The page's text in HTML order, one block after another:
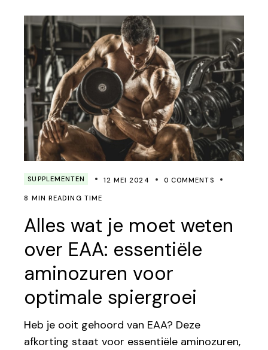
SUPPLEMENTEN 12 MEI 2024 0 COMMENTS
8 MIN READING TIME
Alles wat je moet weten
over EAA: essentiële
aminozuren voor
optimale spiergroei
Heb je ooit gehoord van EAA? Deze
afkorting staat voor essentiële aminozuren,